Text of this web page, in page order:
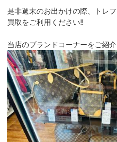
是非週末のお出かけの際、トレ
買取をご利用ください‼
当店のブランドコーナーをご紹